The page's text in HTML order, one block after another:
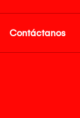
Contáctanos